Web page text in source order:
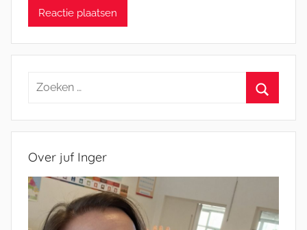
Zoeken
Over juf Inger